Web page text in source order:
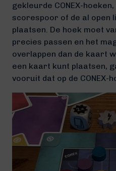
gekleurde CONEX-
scorespoor of de al open
plaatsen. De hoek moet
precies passen en het
overlappen dan de kaart
een kaart kunt plaatsen,
vooruit dat op de CONEX-